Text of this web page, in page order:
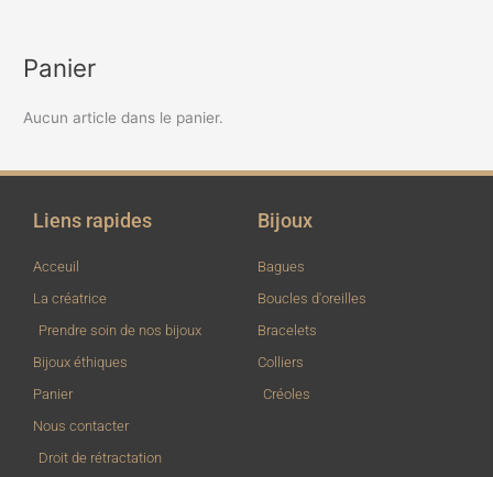
Panier
Aucun article dans le panier.
Liens rapides
Acceuil
La créatrice
Prendre soin de nos bijoux
Bijoux éthiques
Panier
Nous contacter
Droit de rétractation
Bijoux
Bagues
Boucles d'oreilles
Bracelets
Colliers
Créoles